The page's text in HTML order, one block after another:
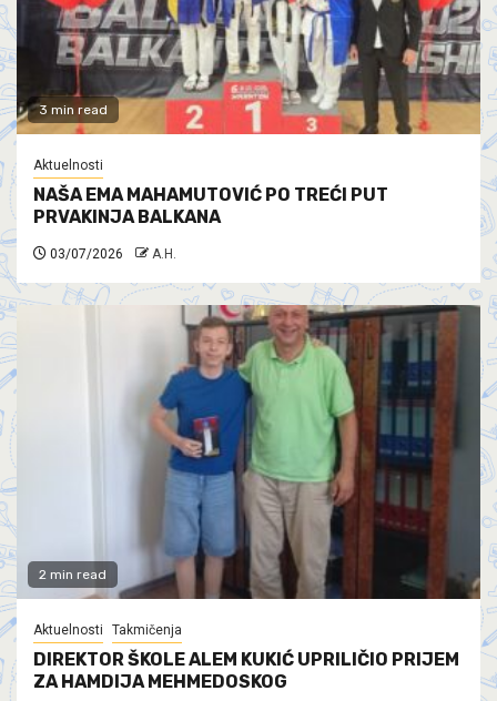
3 min read
Aktuelnosti
NAŠA EMA MAHAMUTOVIĆ PO TREĆI PUT
PRVAKINJA BALKANA
03/07/2026 A.H.
2 min read
Aktuelnosti Takmičenja
DIREKTOR ŠKOLE ALEM KUKIĆ UPRILIČIO PRIJEM
ZA HAMDIJA MEHMEDOSKOG